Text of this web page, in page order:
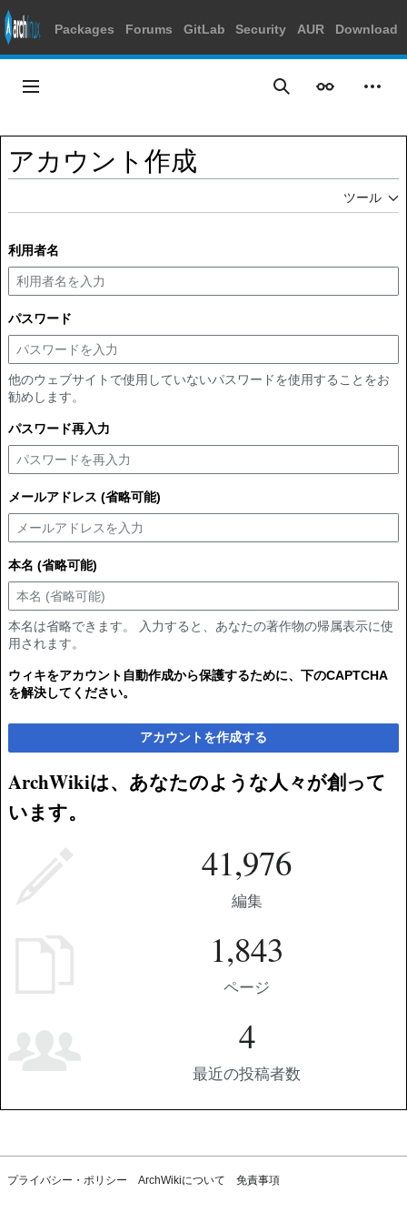
Packages Forums GitLab Security AUR Download
ス
メインメニュー 検索 表示 個人
アカウント作成
ツール
利用者名
パスワード
他のウェブサイトで使用していないパスワードを使用することをお
勧めします。
パスワード再入力
メールアドレス (省略可能)
本名 (省略可能)
本名は省略できます。 入力すると、あなたの著作物の帰属表示に使
用されます。
ウィキをアカウント自動作成から保護するために、下のCAPTCHA
を解決してください。
アカウントを作成する
ArchWikiは、あなたのような人々が創って
います。
41,976
編集
1,843
ページ
4
最近の投稿者数
プライバシー・ポリシー ArchWikiについて 免責事項